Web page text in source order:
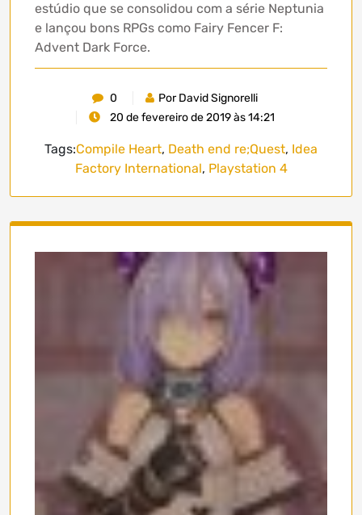
estúdio que se consolidou com a série Neptunia
e lançou bons RPGs como Fairy Fencer F:
Advent Dark Force.
0
Por David Signorelli
20 de fevereiro de 2019 às 14:21
Tags:Compile Heart, Death end re;Quest, Idea
Factory International, Playstation 4